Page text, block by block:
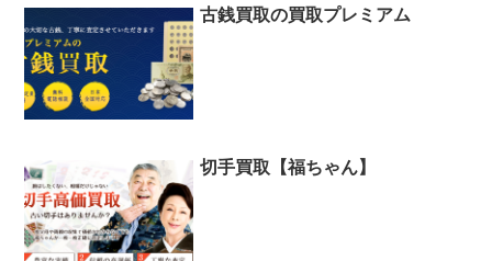
古銭買取の買取プレミアム
切手買取【福ちゃん】